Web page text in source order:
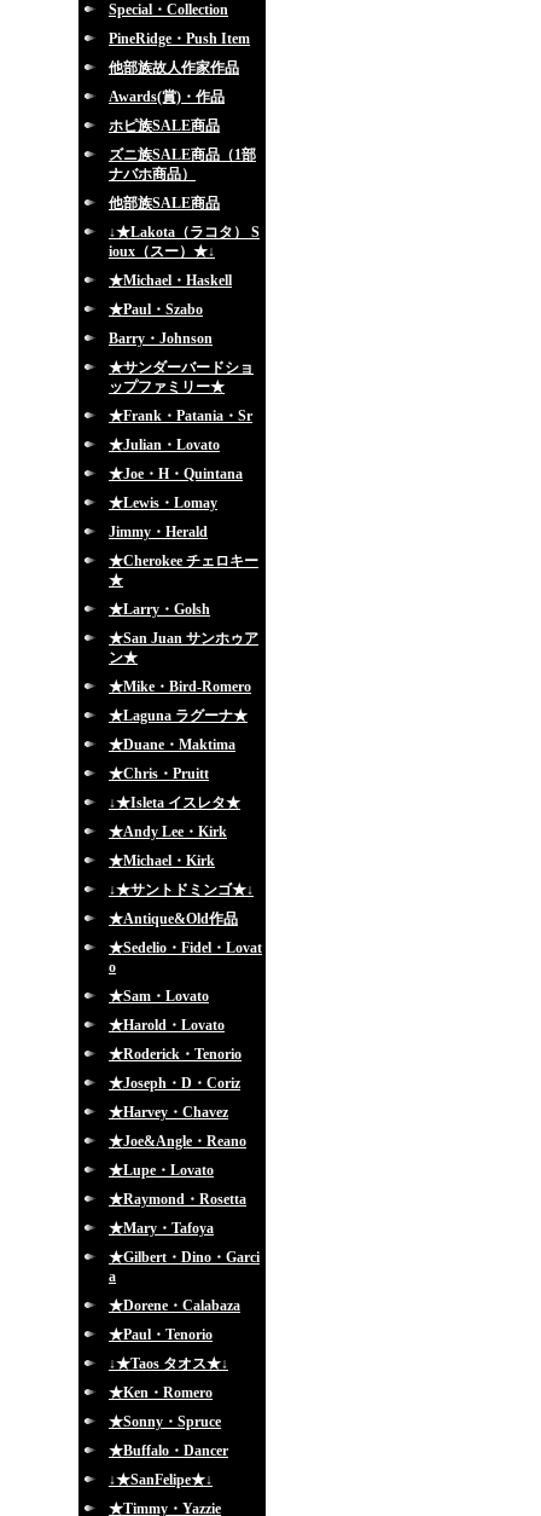
Special・Collection
PineRidge・Push Item
他部族故人作家作品
Awards(賞)・作品
ホピ族SALE商品
ズニ族SALE商品（1部
ナバホ商品）
他部族SALE商品
↓★Lakota（ラコタ） S
ioux（スー）★↓
★Michael・Haskell
★Paul・Szabo
Barry・Johnson
★サンダーバードショ
ップファミリー★
★Frank・Patania・Sr
★Julian・Lovato
★Joe・H・Quintana
★Lewis・Lomay
Jimmy・Herald
★Cherokee チェロキー
★
★Larry・Golsh
★San Juan サンホゥア
ン★
★Mike・Bird-Romero
★Laguna ラグーナ★
★Duane・Maktima
★Chris・Pruitt
↓★Isleta イスレタ★
★Andy Lee・Kirk
★Michael・Kirk
↓★サントドミンゴ★↓
★Antique&Old作品
★Sedelio・Fidel・Lovat
o
★Sam・Lovato
★Harold・Lovato
★Roderick・Tenorio
★Joseph・D・Coriz
★Harvey・Chavez
★Joe&Angle・Reano
★Lupe・Lovato
★Raymond・Rosetta
★Mary・Tafoya
★Gilbert・Dino・Garci
a
★Dorene・Calabaza
★Paul・Tenorio
↓★Taos タオス★↓
★Ken・Romero
★Sonny・Spruce
★Buffalo・Dancer
↓★SanFelipe★↓
★Timmy・Yazzie